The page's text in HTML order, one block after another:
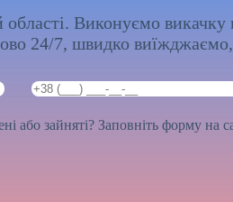
області. Виконуємо викачку
24/7, швидко
або зайняті? Заповніть форму